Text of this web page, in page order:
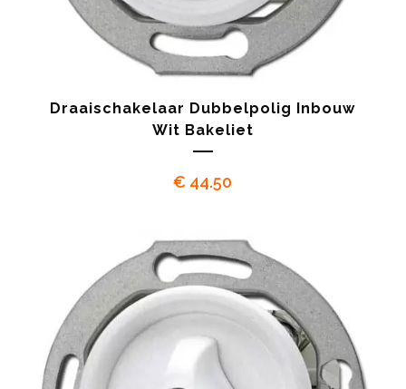
Draaischakelaar Dubbelpolig Inbouw
Wit Bakeliet
€ 44.50